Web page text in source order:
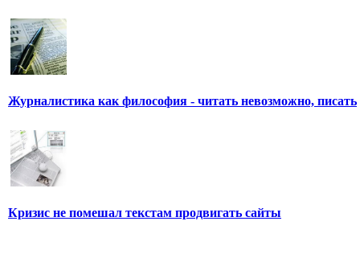
Журналистика как философия - читать невозможно, писать
Кризис не помешал текстам продвигать сайты